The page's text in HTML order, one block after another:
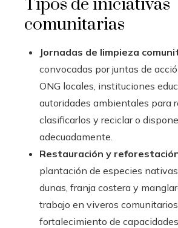
Tipos de iniciativas
comunitarias
Jornadas de limpieza
convocadas por juntas de
ONG locales, instituciones
autoridades ambientales para
clasificarlos y reciclar o
adecuadamente.
Restauración y
plantación de especies
dunas, franja costera y
trabajo en viveros
fortalecimiento de capacidades